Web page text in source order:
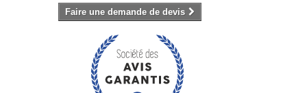
Faire une demande de devis